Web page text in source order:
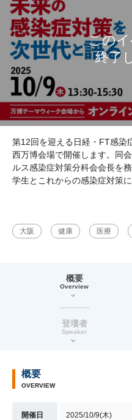
第12回を迎える日経・FT感染
西万博会場で開催します。同
ルス感染症対策分科会会長を
学生とこれからの感染症対策
大阪 健康 医療
概要
Overview
登壇者
Speaker
概要
OVERVIEW
開催日
2025/10/9(木)